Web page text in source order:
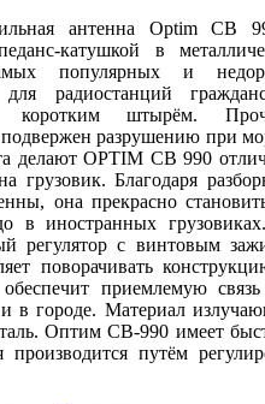
антенна Optim CB
катушкой в
популярных и
радиостанций
коротким штырём.
разрушению при
делают OPTIM CB 990
грузовик. Благодаря
она прекрасно
в иностранных
регулятор с винтовым
поворачивать
приемлемую
в городе. Материал
Оптим CB-990 имеет
путём